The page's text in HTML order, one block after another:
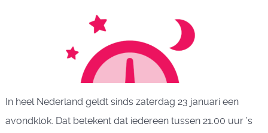
In heel Nederland geldt sinds zaterdag 23 januari een
avondklok. Dat betekent dat iedereen tussen 21.00 uur ’s